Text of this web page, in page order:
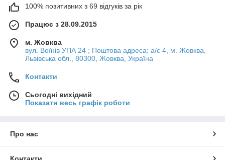
100% позитивних з 69 відгуків за рік
Працює з 28.09.2015
м. Жовква
вул. Воїнів УПА 24 ; Поштова адреса: а/с 4, м. Жовква,
Львівська обл., 80300, Жовква, Україна
Контакти
Сьогодні вихідний
Показати весь графік роботи
Про нас